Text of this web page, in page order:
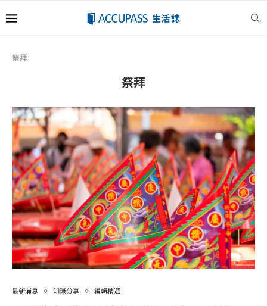
祭拜
祭拜
最新消息 知識分享 編輯精選